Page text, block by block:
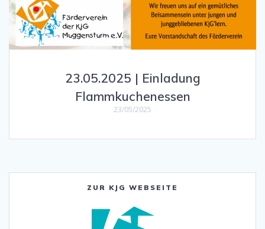
23.05.2025 | Einladung
Flammkuchenessen
23/05/2025
ZUR KJG WEBSEITE